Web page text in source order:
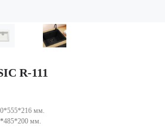
R-111
мм.
485*200 мм.